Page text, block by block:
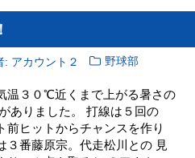
: アカウント２ 野球部
温３０℃近くまで上がる暑さの
ありました。 打線は５回の
前ヒットからチャンスを作り
３番藤原宗。代走松川との 見